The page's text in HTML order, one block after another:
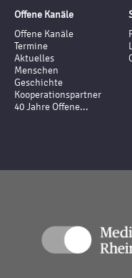
Offene Kanäle
Offene Kanäle
Termine
Aktuelles
Menschen
Geschichte
Kooperationspartner
40 Jahre Offene...